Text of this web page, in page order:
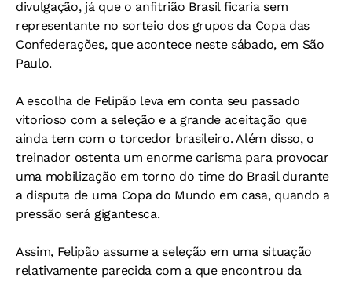
divulgação, já que o anfitrião Brasil ficaria sem
representante no sorteio dos grupos da Copa das
Confederações, que acontece neste sábado, em São
Paulo.
A escolha de Felipão leva em conta seu passado
vitorioso com a seleção e a grande aceitação que
ainda tem com o torcedor brasileiro. Além disso, o
treinador ostenta um enorme carisma para provocar
uma mobilização em torno do time do Brasil durante
a disputa de uma Copa do Mundo em casa, quando a
pressão será gigantesca.
Assim, Felipão assume a seleção em uma situação
relativamente parecida com a que encontrou da